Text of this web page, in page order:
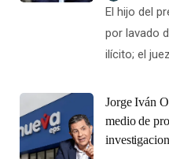
El hijo del
por lavado
ilícito; el
Jorge Iván
medio de